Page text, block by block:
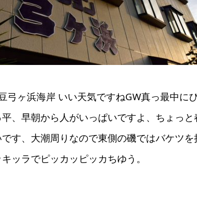
弓ヶ浜海岸 いい天気ですねGW真っ最中に
、早朝から人がいっぱいですよ、ちょっ
す、大潮周りなので東側の磯ではバケツ
ッラでピッカッピッカちゆう。